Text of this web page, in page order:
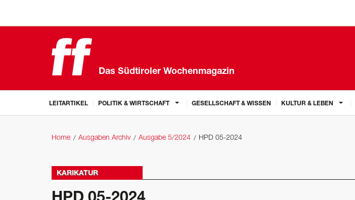
Das Südtiroler Wochenmagazin
LEITARTIKEL POLITIK & WIRTSCHAFT GESELLSCHAFT & WISSEN KULTUR & LEBEN
Home Ausgaben Archiv Ausgabe 5/2024 HPD 05-2024
KARIKATUR